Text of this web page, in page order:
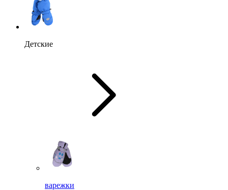
Детские
варежки